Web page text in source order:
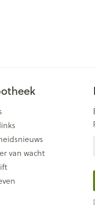
van wacht